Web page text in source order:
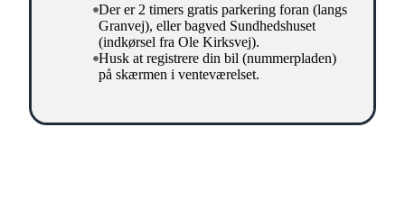
Der er 2 timers gratis parkering foran (langs
Granvej), eller bagved Sundhedshuset
(indkørsel fra Ole Kirksvej).
Husk at registrere din bil (nummerpladen)
på skærmen i venteværelset.